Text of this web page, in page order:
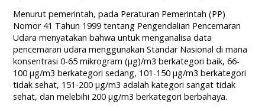
Menurut pemerintah, pada Peraturan Pemerintah (PP)
Nomor 41 Tahun 1999 tentang Pengendalian Pencemaran
Udara menyatakan bahwa untuk menganalisa data
pencemaran udara menggunakan Standar Nasional di mana
konsentrasi 0-65 mikrogram (µg)/m3 berkategori baik, 66-
100 µg/m3 berkategori sedang, 101-150 µg/m3 berkategori
tidak sehat, 151-200 µg/m3 adalah kategori sangat tidak
sehat, dan melebihi 200 µg/m3 berkategori berbahaya.